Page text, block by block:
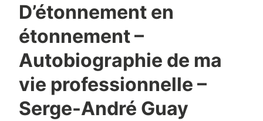
D’étonnement en
étonnement –
Autobiographie de ma
vie professionnelle –
Serge-André Guay